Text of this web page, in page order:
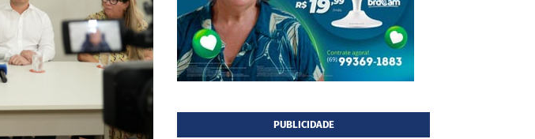
PUBLICIDADE